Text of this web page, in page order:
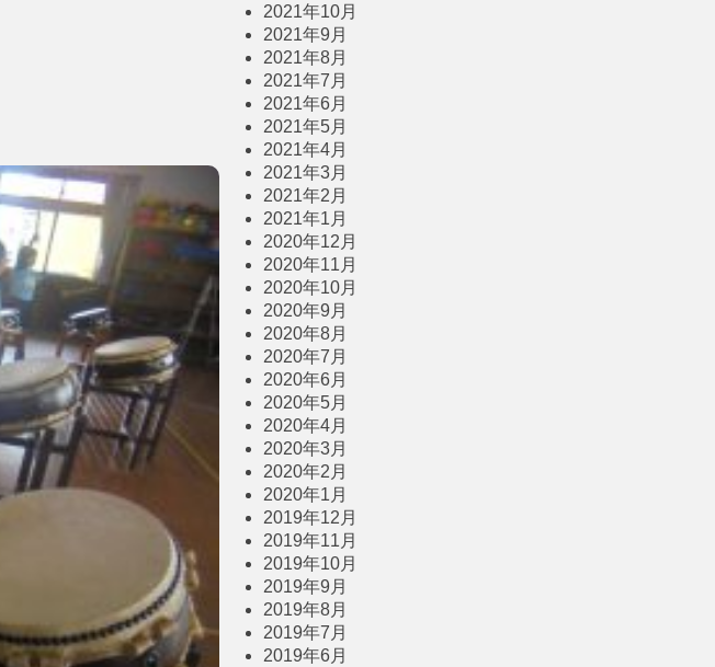
2021年10月
2021年9月
2021年8月
2021年7月
2021年6月
2021年5月
2021年4月
2021年3月
2021年2月
2021年1月
2020年12月
2020年11月
2020年10月
2020年9月
2020年8月
2020年7月
2020年6月
2020年5月
2020年4月
2020年3月
2020年2月
2020年1月
2019年12月
2019年11月
2019年10月
2019年9月
2019年8月
2019年7月
2019年6月